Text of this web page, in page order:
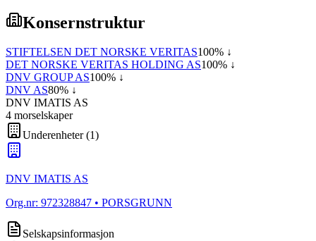
Konsernstruktur
STIFTELSEN DET NORSKE VERITAS100% ↓
DET NORSKE VERITAS HOLDING AS100% ↓
DNV GROUP AS100% ↓
DNV AS80% ↓
DNV IMATIS AS
4 morselskaper
Underenheter(1)
DNV IMATIS AS
Org.nr: 972328847 • PORSGRUNN
Selskapsinformasjon